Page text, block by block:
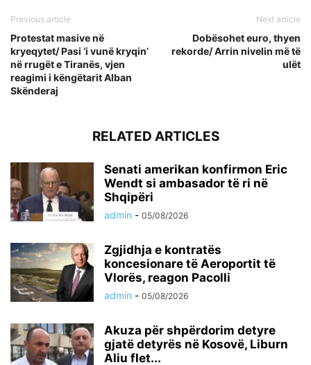
Previous article
Protestat masive në
kryeqytet/ Pasi ‘i vunë kryqin’
në rrugët e Tiranës, vjen
reagimi i këngëtarit Alban
Skënderaj
Next article
Dobësohet euro, thyen
rekorde/ Arrin nivelin më të
ulët
RELATED ARTICLES
Senati amerikan konfirmon Eric
Wendt si ambasador të ri në
Shqipëri
admin - 05/08/2026
Zgjidhja e kontratës
koncesionare të Aeroportit të
Vlorës, reagon Pacolli
admin - 05/08/2026
Akuza për shpërdorim detyre
gjatë detyrës në Kosovë, Liburn
Aliu flet...